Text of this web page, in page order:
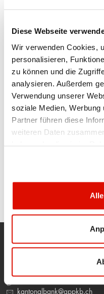
Diese Webseite
Wir verwenden Cookies,
personalisieren,
zu können und die
analysieren. Außerdem
Verwendung unserer
soziale Medien, Werbung
Partner führen diese
weiteren Daten
geschlossen
Aktuell| 31.10.2024
Alle Geschäftsstellen
Kantonalbank
2024, wegen eines
(Allerheiligen)
Wertschriftenhandel
gewohnten
SEITE DRUCKEN
kantonalbank@appkb.ch